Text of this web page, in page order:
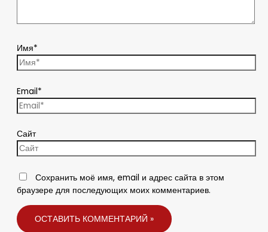
Имя*
Email*
Сайт
Сохранить моё имя, email и адрес сайта в этом
браузере для последующих моих комментариев.